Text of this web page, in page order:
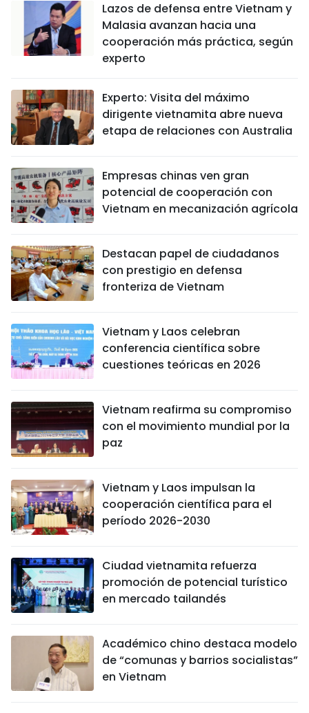
Lazos de defensa entre Vietnam y
Malasia avanzan hacia una
cooperación más práctica, según
experto
Experto: Visita del máximo
dirigente vietnamita abre nueva
etapa de relaciones con Australia
Empresas chinas ven gran
potencial de cooperación con
Vietnam en mecanización agrícola
Destacan papel de ciudadanos
con prestigio en defensa
fronteriza de Vietnam
Vietnam y Laos celebran
conferencia científica sobre
cuestiones teóricas en 2026
Vietnam reafirma su compromiso
con el movimiento mundial por la
paz
Vietnam y Laos impulsan la
cooperación científica para el
período 2026-2030
Ciudad vietnamita refuerza
promoción de potencial turístico
en mercado tailandés
Académico chino destaca modelo
de “comunas y barrios socialistas”
en Vietnam